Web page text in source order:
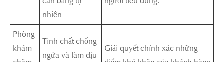
nhiên
Phòng
khám
Tinh chất chống
ngứa và làm dịu
Giải quyết chính xác những